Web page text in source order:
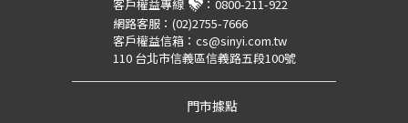
客戶權益專線 ： 0800-211-922
網路客服： (02)2755-7666
客戶權益信箱： cs@sinyi.com.tw
110 台北市信義區信義路五段100號
門市據點